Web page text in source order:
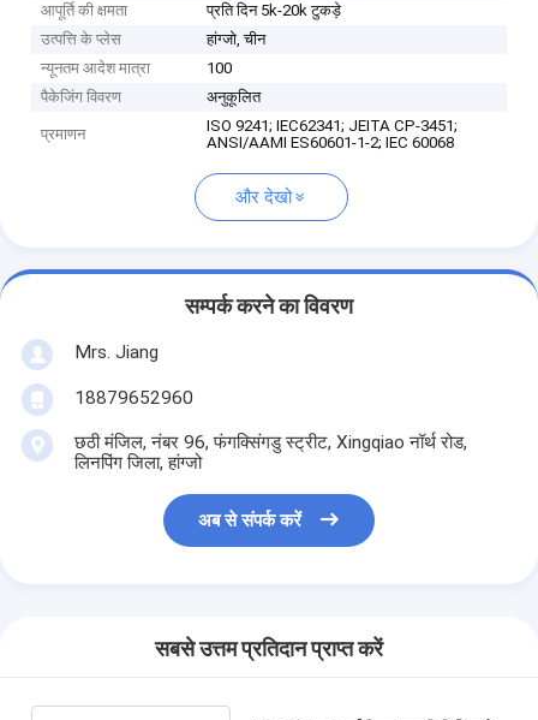
आपूर्ति की क्षमता
प्रति दिन 5k-20k टुकड़े
उत्पत्ति के प्लेस
हांग्जो, चीन
न्यूनतम आदेश मात्रा
100
पैकेजिंग विवरण
अनुकूलित
प्रमाणन
ISO 9241; IEC62341; JEITA CP-3451;
ANSI/AAMI ES60601-1-2; IEC 60068
और देखो
सम्पर्क करने का विवरण
Mrs. Jiang
18879652960
छठी मंजिल, नंबर 96, फंगक्सिंगडु स्ट्रीट, Xingqiao नॉर्थ रोड,
लिनपिंग जिला, हांग्जो
अब से संपर्क करें
सबसे उत्तम प्रतिदान प्राप्त करें